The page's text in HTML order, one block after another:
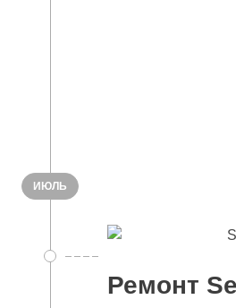
ИЮЛЬ
Ремонт